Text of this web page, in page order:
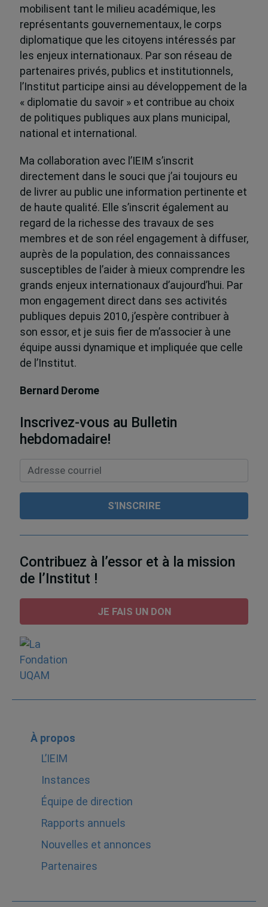
mobilisent tant le milieu académique, les
représentants gouvernementaux, le corps
diplomatique que les citoyens intéressés par
les enjeux internationaux. Par son réseau de
partenaires privés, publics et institutionnels,
l’Institut participe ainsi au développement de la
« diplomatie du savoir » et contribue au choix
de politiques publiques aux plans municipal,
national et international.
Ma collaboration avec l’IEIM s’inscrit
directement dans le souci que j’ai toujours eu
de livrer au public une information pertinente et
de haute qualité. Elle s’inscrit également au
regard de la richesse des travaux de ses
membres et de son réel engagement à diffuser,
auprès de la population, des connaissances
susceptibles de l’aider à mieux comprendre les
grands enjeux internationaux d’aujourd’hui. Par
mon engagement direct dans ses activités
publiques depuis 2010, j’espère contribuer à
son essor, et je suis fier de m’associer à une
équipe aussi dynamique et impliquée que celle
de l’Institut.
Bernard Derome
Inscrivez-vous au Bulletin
hebdomadaire!
Contribuez à l’essor et à la mission
de l’Institut !
JE FAIS UN DON
À propos
L’IEIM
Instances
Équipe de direction
Rapports annuels
Nouvelles et annonces
Partenaires